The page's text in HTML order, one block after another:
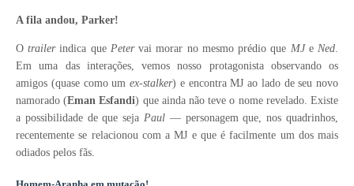
A fila andou, Parker!
Otrailerindica que Petervai morar no mesmo prédio que MJeNed.
Em uma das interações, vemos nosso protagonista observando os
amigos (quase como um ex-stalker) e encontra MJ ao lado de seu novo
namorado (Eman Esfandi) queainda não teve o nome revelado. Existe
a possibilidade de que seja Paul — personagem que, nos quadrinhos,
recentemente se relacionou com a MJ e que é facilmente um dos mais
odiados pelos fãs.